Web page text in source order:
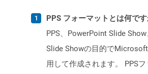
PPS フォーマットとは何で
PPS、PowerPoint Slide Show
Slide Showの目的で
用して作成されます。 PPS